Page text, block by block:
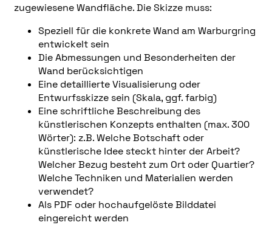
zugewiesene Wandfläche. Die Skizze muss:
Speziell für die konkrete Wand am Warburgring
entwickelt sein
Die Abmessungen und Besonderheiten der
Wand berücksichtigen
Eine detaillierte Visualisierung oder
Entwurfsskizze sein (Skala, ggf. farbig)
Eine schriftliche Beschreibung des
künstlerischen Konzepts enthalten (max. 300
Wörter): z.B. Welche Botschaft oder
künstlerische Idee steckt hinter der Arbeit?
Welcher Bezug besteht zum Ort oder Quartier?
Welche Techniken und Materialien werden
verwendet?
Als PDF oder hochaufgelöste Bilddatei
eingereicht werden